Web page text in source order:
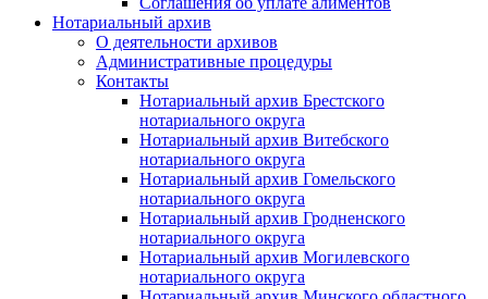
Нотариальный архив
О деятельности архивов
Административные процедуры
Контакты
Нотариальный архив Брестского
нотариального округа
Нотариальный архив Витебского
нотариального округа
Нотариальный архив Гомельского
нотариального округа
Нотариальный архив Гродненского
нотариального округа
Нотариальный архив Могилевского
нотариального округа